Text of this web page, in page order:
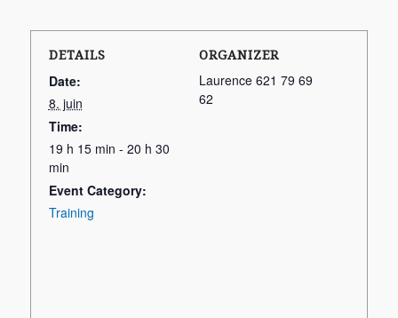
DETAILS
Date:
8. juin
Time:
19 h 15 min - 20 h 30
min
Event Category:
Training
ORGANIZER
Laurence 621 79 69
62